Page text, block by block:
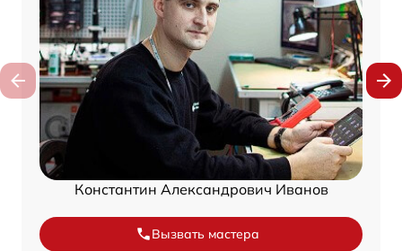
Константин Александрович Иванов
Вызвать мастера